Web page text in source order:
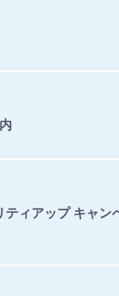
ティアップ キャン